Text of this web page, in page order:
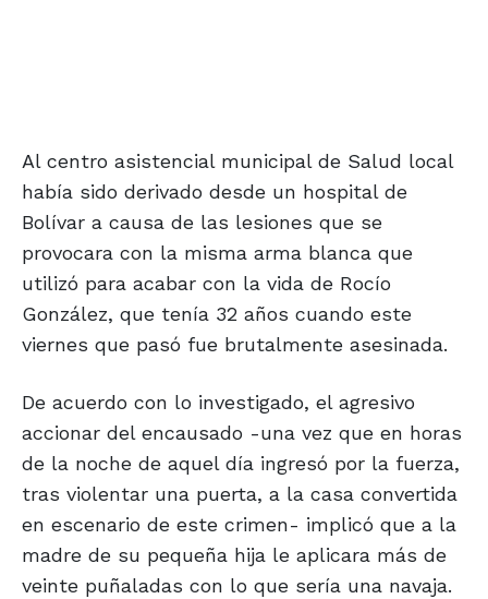
Al centro asistencial municipal de Salud local
había sido derivado desde un hospital de
Bolívar a causa de las lesiones que se
provocara con la misma arma blanca que
utilizó para acabar con la vida de Rocío
González, que tenía 32 años cuando este
viernes que pasó fue brutalmente asesinada.
De acuerdo con lo investigado, el agresivo
accionar del encausado -una vez que en horas
de la noche de aquel día ingresó por la fuerza,
tras violentar una puerta, a la casa convertida
en escenario de este crimen- implicó que a la
madre de su pequeña hija le aplicara más de
veinte puñaladas con lo que sería una navaja.